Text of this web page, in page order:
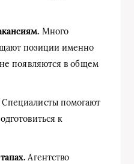
Много
позиции именно
появляются в общем
помогают
к
Агентство